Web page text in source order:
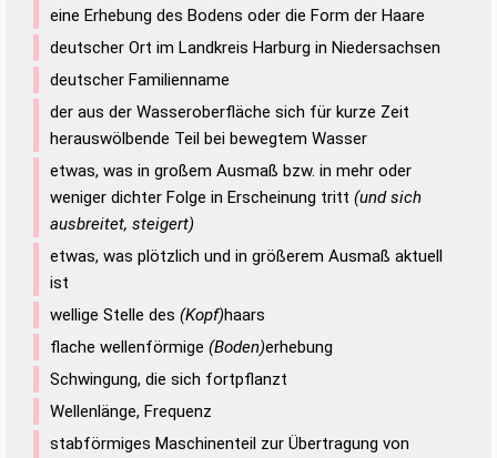
eine Erhebung des Bodens oder die Form der Haare
deutscher Ort im Landkreis Harburg in Niedersachsen
deutscher Familienname
der aus der Wasseroberfläche sich für kurze Zeit
herauswölbende Teil bei bewegtem Wasser
etwas, was in großem Ausmaß bzw. in mehr oder
weniger dichter Folge in Erscheinung tritt (und sich
ausbreitet, steigert)
etwas, was plötzlich und in größerem Ausmaß aktuell
ist
wellige Stelle des (Kopf)haars
flache wellenförmige (Boden)erhebung
Schwingung, die sich fortpflanzt
Wellenlänge, Frequenz
stabförmiges Maschinenteil zur Übertragung von